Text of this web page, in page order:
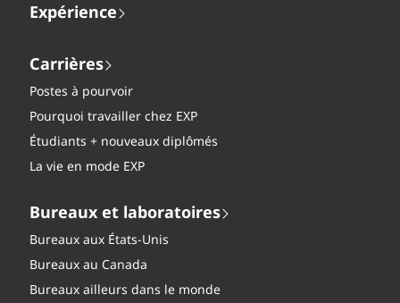
Expérience
Carrières
Postes à pourvoir
Pourquoi travailler chez EXP
Étudiants + nouveaux diplômés
La vie en mode EXP
Bureaux et laboratoires
Bureaux aux États-Unis
Bureaux au Canada
Bureaux ailleurs dans le monde